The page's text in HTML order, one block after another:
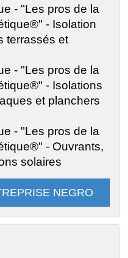
- "Les pros de la
- Isolation
terrassés et
- "Les pros de la
- Isolations
et planchers
- "Les pros de la
- Ouvrants,
solaires
NEGRO